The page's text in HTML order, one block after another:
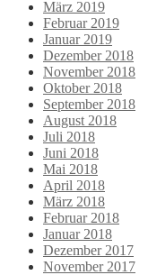
März 2019
Februar 2019
Januar 2019
Dezember 2018
November 2018
Oktober 2018
September 2018
August 2018
Juli 2018
Juni 2018
Mai 2018
April 2018
März 2018
Februar 2018
Januar 2018
Dezember 2017
November 2017